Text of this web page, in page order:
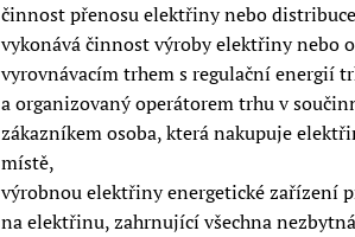
činnost přenosu elektřiny nebo
vykonává činnost výroby elektřiny nebo
vyrovnávacím trhem s regulační energií
a organizovaný operátorem trhu v
zákazníkem osoba, která nakupuje
místě,
výrobnou elektřiny energetické zařízení
na elektřinu, zahrnující všechna